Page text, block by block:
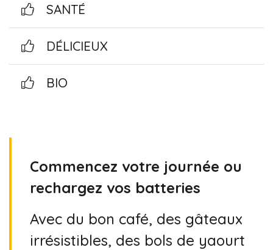
SANTÉ
DÉLICIEUX
BIO
Commencez votre journée ou
rechargez vos batteries
Avec du bon café, des gâteaux
irrésistibles, des bols de yaourt